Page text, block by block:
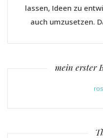
lassen, Ideen zu
auch umzusetzen.
mein erster